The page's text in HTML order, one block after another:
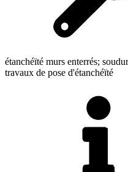
étanchéïté murs enterrés;
travaux de pose d'étanchéïté